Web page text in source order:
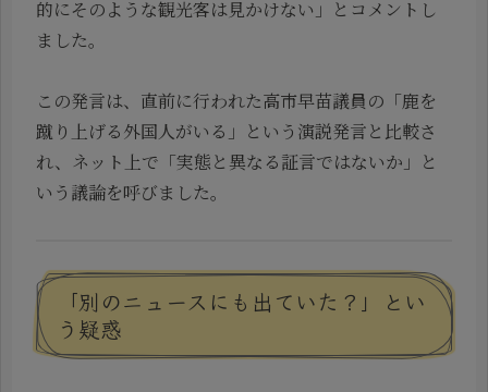
的にそのような観光客は見かけない」とコメントし
ました。
この発言は、直前に行われた高市早苗議員の「鹿を
蹴り上げる外国人がいる」という演説発言と比較さ
れ、ネット上で「実態と異なる証言ではないか」と
いう議論を呼びました。
「別のニュースにも出ていた？」とい
う疑惑